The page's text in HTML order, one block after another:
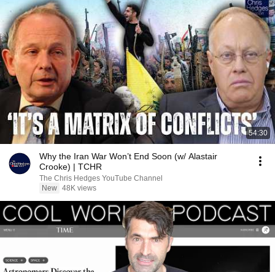
54:30
Why the Iran War Won’t End Soon (w/ Alastair
Crooke) | TCHR
The Chris Hedges YouTube Channel
New 48K views